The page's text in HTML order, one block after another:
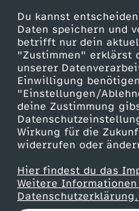
Du kannst
Daten speichern und
betrifft nur dein
"Zustimmen" erklärst
unserer
Einwilligung
"Einstellungen/
deine Zustimmung
Wirkung für die
widerrufen oder
Hier findest du das
Weitere
Datenschutzerklärung.
z
e
n
s
o
a
ZDF goes Schule
Werbefernsehen
Mainzelmännchen
Partner